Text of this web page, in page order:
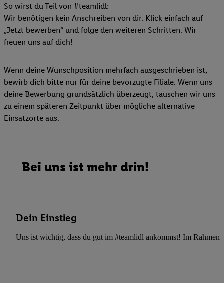
So wirst du Teil von #teamlidl:
Wir benötigen kein Anschreiben von dir. Klick einfach auf
„Jetzt bewerben“ und folge den weiteren Schritten. Wir
freuen uns auf dich!
Wenn deine Wunschposition mehrfach ausgeschrieben ist,
bewirb dich bitte nur für deine bevorzugte Filiale. Wenn uns
deine Bewerbung grundsätzlich überzeugt, tauschen wir uns
zu einem späteren Zeitpunkt über mögliche alternative
Einsatzorte aus.
Bei uns ist mehr drin!
Dein Einstieg
Uns ist wichtig, dass du gut im #teamlidl ankommst! Im Rahmen